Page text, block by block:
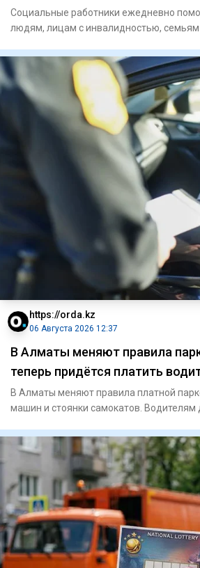
Социальные работники ежедневно
людям, лицам с инвалидностью, семьям
https://orda.kz
06 Августа 2026 12:37
В Алматы меняют правила
теперь придётся платить
В Алматы меняют правила платной
машин и стоянки самокатов. Водителям